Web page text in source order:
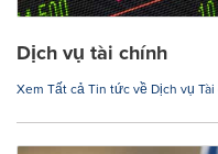
Dịch vụ tài chính
Xem Tất cả Tin tức về Dịch vụ